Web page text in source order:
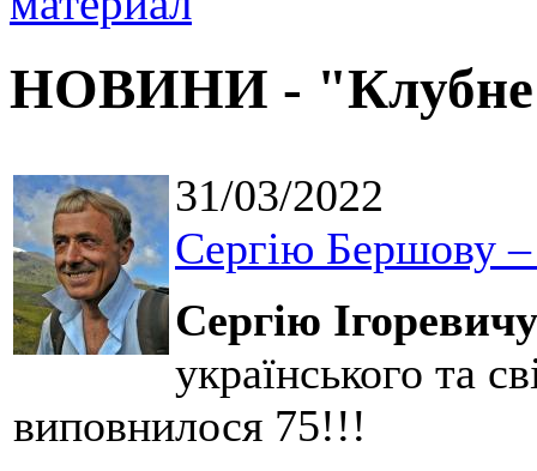
НОВИНИ - "Клубне
31/03/2022
Сергію Бершову
Сергію
українського та
виповнилося 75!!!